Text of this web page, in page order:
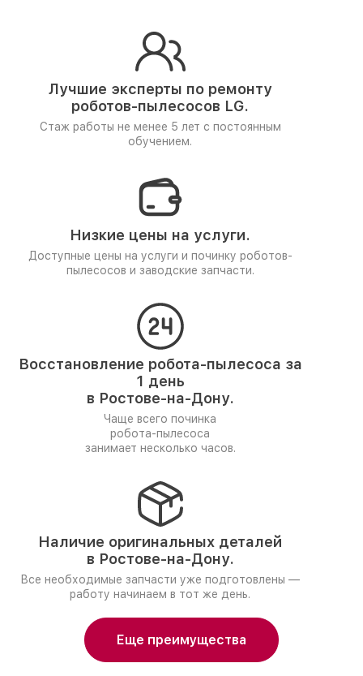
Лучшие эксперты по ремонту
роботов-пылесосов LG.
Стаж работы не менее 5 лет с постоянным
обучением.
Низкие цены на услуги.
Доступные цены на услуги и починку роботов-
пылесосов и заводские запчасти.
Восстановление робота-пылесоса за
1 день
в Ростове-на-Дону.
Чаще всего починка
робота-пылесоса
занимает несколько часов.
Наличие оригинальных деталей
в Ростове-на-Дону.
Все необходимые запчасти уже подготовлены —
работу начинаем в тот же день.
Еще преимущества